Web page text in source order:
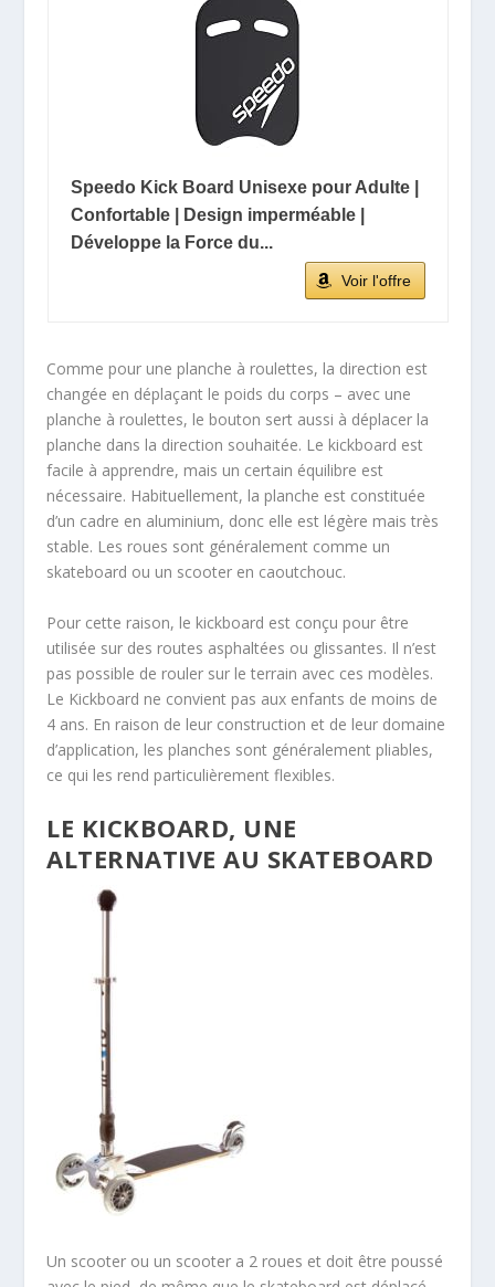
Speedo Kick Board Unisexe pour Adulte |
Confortable | Design imperméable |
Développe la Force du...
Voir l'offre
Comme pour une planche à roulettes, la direction est
changée en déplaçant le poids du corps – avec une
planche à roulettes, le bouton sert aussi à déplacer la
planche dans la direction souhaitée. Le kickboard est
facile à apprendre, mais un certain équilibre est
nécessaire. Habituellement, la planche est constituée
d’un cadre en aluminium, donc elle est légère mais très
stable. Les roues sont généralement comme un
skateboard ou un scooter en caoutchouc.
Pour cette raison, le kickboard est conçu pour être
utilisée sur des routes asphaltées ou glissantes. Il n’est
pas possible de rouler sur le terrain avec ces modèles.
Le Kickboard ne convient pas aux enfants de moins de
4 ans. En raison de leur construction et de leur domaine
d’application, les planches sont généralement pliables,
ce qui les rend particulièrement flexibles.
LE KICKBOARD, UNE
ALTERNATIVE AU SKATEBOARD
Un scooter ou un scooter a 2 roues et doit être poussé